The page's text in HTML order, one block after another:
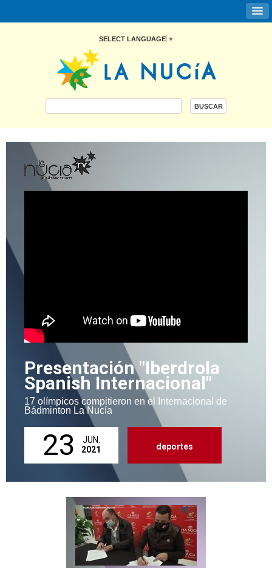
SELECT LANGUAGE ▼
Presentación "Iberdrola
Spanish Internacional"
17 olímpicos compitieron en el Internacional de
Bádminton La Nucía
23
JUN.
2021
deportes